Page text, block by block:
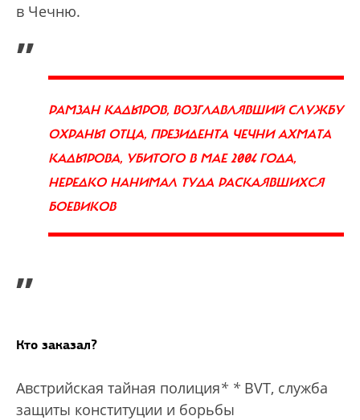
в Чечню.
„
РАМЗАН КАДЫРОВ, ВОЗГЛАВЛЯВШИЙ СЛУЖБУ
ОХРАНЫ ОТЦА, ПРЕЗИДЕНТА ЧЕЧНИ АХМАТА
КАДЫРОВА, УБИТОГО В МАЕ 2004 ГОДА,
НЕРЕДКО НАНИМАЛ ТУДА РАСКАЯВШИХСЯ
БОЕВИКОВ
”
Кто заказал?
Австрийская тайная полиция* * BVT, служба
защиты конституции и борьбы